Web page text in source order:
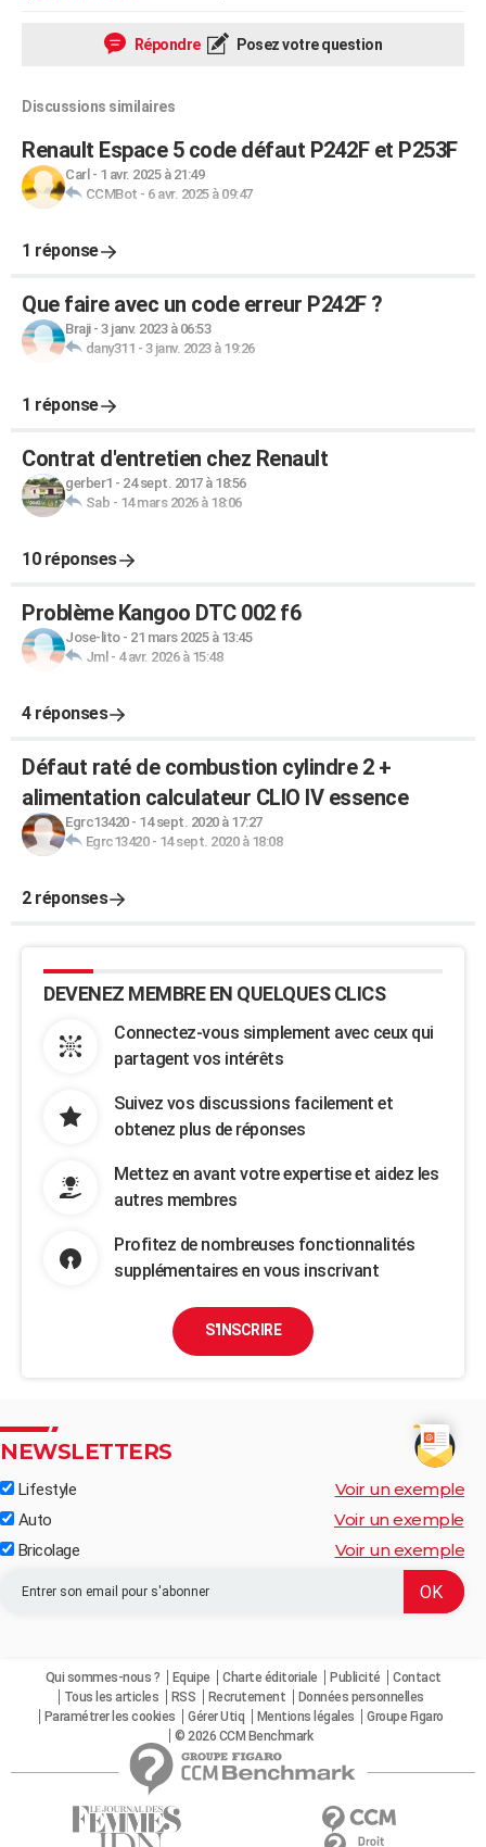
Répondre Posez votre question
Discussions similaires
Renault Espace 5 code défaut P242F et P253F
Carl - 1 avr. 2025 à 21:49
CCMBot - 6 avr. 2025 à 09:47
1 réponse
Que faire avec un code erreur P242F ?
Braji- 3 janv. 2023 à 06:53
dany311 - 3 janv. 2023 à 19:26
1 réponse
Contrat d'entretien chez Renault
gerber1 - 24 sept. 2017 à 18:56
Sab - 14 mars 2026 à 18:06
10 réponses
Problème Kangoo DTC 002 f6
Jose-lito- 21 mars 2025 à 13:45
Jml - 4 avr. 2026 à 15:48
4 réponses
Défaut raté de combustion cylindre 2 +
alimentation calculateur CLIO IV essence
Egrc13420- 14 sept. 2020 à 17:27
Egrc13420- 14 sept. 2020 à 18:08
2 réponses
DEVENEZ MEMBRE EN QUELQUES CLICS
Connectez-vous simplement avec ceux qui
partagent vos intérêts
Suivez vos discussions facilement et
obtenez plus de réponses
Mettez en avant votre expertise et aidez les
autres membres
Profitez de nombreuses fonctionnalités
supplémentaires en vous inscrivant
S'INSCRIRE
NEWSLETTERS
Lifestyle Voir un exemple
Auto Voir un exemple
Bricolage Voir un exemple
Qui sommes-nous ? Equipe Charte éditoriale Publicité
Contact
Tous les articles
RSS Recrutement
Données personnelles
Paramétrer les cookies
Gérer Utiq Mentions légales
Groupe Figaro
© 2026 CCM Benchmark